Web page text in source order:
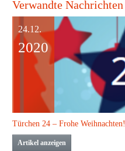
Verwandte Nachrichten
24.12.
2020
Türchen 24 – Frohe Weihnachten!
Artikel anzeigen